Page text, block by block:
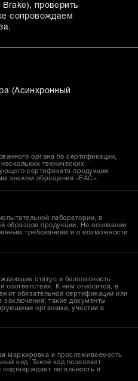
проверить
сопровождаем
(Асинхронный
органа по сертификации,
технических
сертификата продукция
знаком обращения «EAC».
лаборатории, в
образцов продукции. На основании
требованиям и о возможности
статус и безопасность
соответствия. К ним относятся, в
обязательной сертификации или
такие документы
органами, участии в
маркировка и прослеживаемость
код. Такой код позволяет
подтверждает легальность и